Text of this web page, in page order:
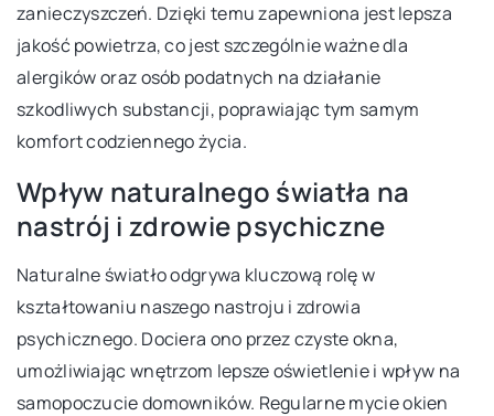
zanieczyszczeń. Dzięki temu zapewniona jest lepsza
jakość powietrza, co jest szczególnie ważne dla
alergików oraz osób podatnych na działanie
szkodliwych substancji, poprawiając tym samym
komfort codziennego życia.
Wpływ naturalnego światła na
nastrój i zdrowie psychiczne
Naturalne światło odgrywa kluczową rolę w
kształtowaniu naszego nastroju i zdrowia
psychicznego. Dociera ono przez czyste okna,
umożliwiając wnętrzom lepsze oświetlenie i wpływ na
samopoczucie domowników. Regularne mycie okien